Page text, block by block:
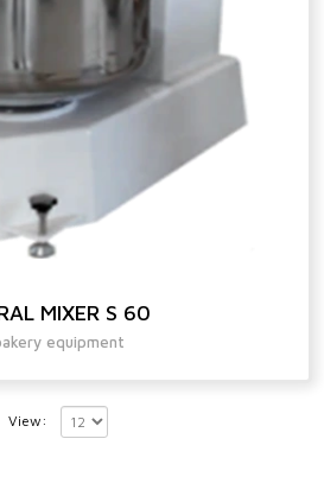
MIXER S 60
equipment
View: